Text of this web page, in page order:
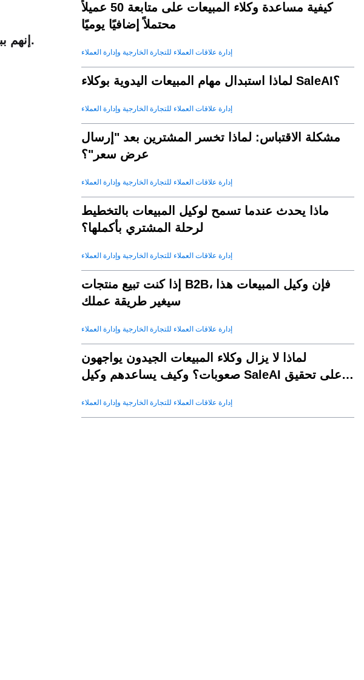
إنهم في الوقت المناسب.
كيفية مساعدة وكلاء المبيعات على متابعة 50 عميلاً
محتملاً إضافيًا يوميًا
إدارة علاقات العملاء للتجارة الخارجية وإدارة العملاء
لماذا استبدال مهام المبيعات اليدوية بوكلاء SaleAI؟
إدارة علاقات العملاء للتجارة الخارجية وإدارة العملاء
مشكلة الاقتباس: لماذا تخسر المشترين بعد "إرسال
عرض سعر"؟
إدارة علاقات العملاء للتجارة الخارجية وإدارة العملاء
ماذا يحدث عندما تسمح لوكيل المبيعات بالتخطيط
لرحلة المشتري بأكملها؟
إدارة علاقات العملاء للتجارة الخارجية وإدارة العملاء
إذا كنت تبيع منتجات B2B، فإن وكيل المبيعات هذا
سيغير طريقة عملك
إدارة علاقات العملاء للتجارة الخارجية وإدارة العملاء
لماذا لا يزال وكلاء المبيعات الجيدون يواجهون
صعوبات؟ وكيف يساعدهم وكيل SaleAI على تحقيق
إدارة علاقات العملاء للتجارة الخارجية وإدارة العملاء